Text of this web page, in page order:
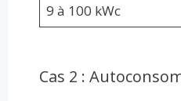
9 à 100 kWc
Cas 2 :